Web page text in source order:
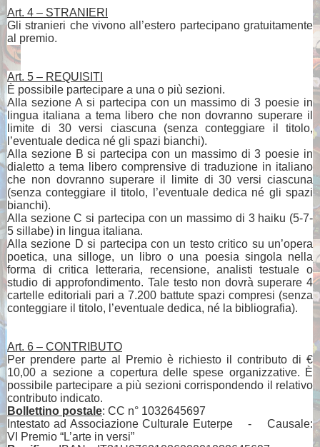
Art. 4 – STRANIERI
Gli stranieri che vivono all’estero partecipano gratuitamente
al premio.
Art. 5 – REQUISITI
È possibile partecipare a una o più sezioni.
Alla sezione A si partecipa con un massimo di 3 poesie in
lingua italiana a tema libero che non dovranno superare il
limite di 30 versi ciascuna (senza conteggiare il titolo,
l’eventuale dedica né gli spazi bianchi).
Alla sezione B si partecipa con un massimo di 3 poesie in
dialetto a tema libero comprensive di traduzione in italiano
che non dovranno superare il limite di 30 versi ciascuna
(senza conteggiare il titolo, l’eventuale dedica né gli spazi
bianchi).
Alla sezione C si partecipa con un massimo di 3 haiku (5-7-
5 sillabe) in lingua italiana.
Alla sezione D si partecipa con un testo critico su un’opera
poetica, una silloge, un libro o una poesia singola nella
forma di critica letteraria, recensione, analisti testuale o
studio di approfondimento. Tale testo non dovrà superare 4
cartelle editoriali pari a 7.200 battute spazi compresi (senza
conteggiare il titolo, l’eventuale dedica, né la bibliografia).
Art. 6 – CONTRIBUTO
Per prendere parte al Premio è richiesto il contributo di €
10,00 a sezione a copertura delle spese organizzative. È
possibile partecipare a più sezioni corrispondendo il relativo
contributo indicato.
Bollettino postale: CC n° 1032645697
Intestato ad Associazione Culturale Euterpe
-
Causale:
VI Premio “L’arte in versi”